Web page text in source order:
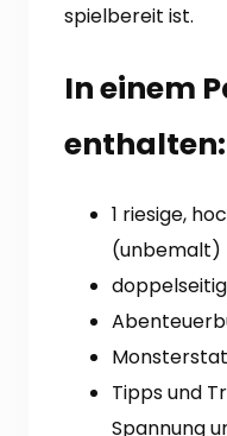
spielbereit ist.
In einem
enthalten:
1 riesige,
(unbemalt)
Tipps und
Spannung